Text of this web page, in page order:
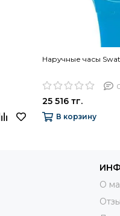
Наручные часы
25 516 тг.
В корзину
О